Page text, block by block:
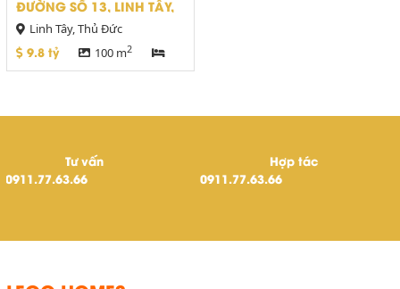
ĐƯỜNG SỐ 13, LINH TÂY,
THỦ ĐỨC , GIÁ CHỈ 9,8 TỶ
TL
Linh Tây, Thủ Đức
9.8 tỷ 100 m2
12